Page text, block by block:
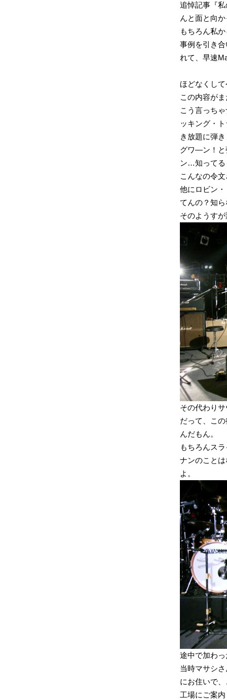
追悼記事『
んと面と向
もちろん私
事例を引き
れて、早速
ほどなくし
この内容が
こう言っち
ッキング・
き放題に弾
グワ―ン！と
ン…知ってる
こんなの令
他にロビン
てんの？知
そのようす
その代わり
だって、こ
んだもん。
もちろんス
ナンのこと
よ。
途中で加わ
当時マサシ
にお住いで
工場にご案